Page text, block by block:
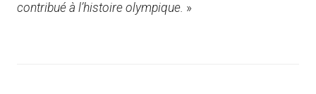
contribué à l’histoire olympique. »